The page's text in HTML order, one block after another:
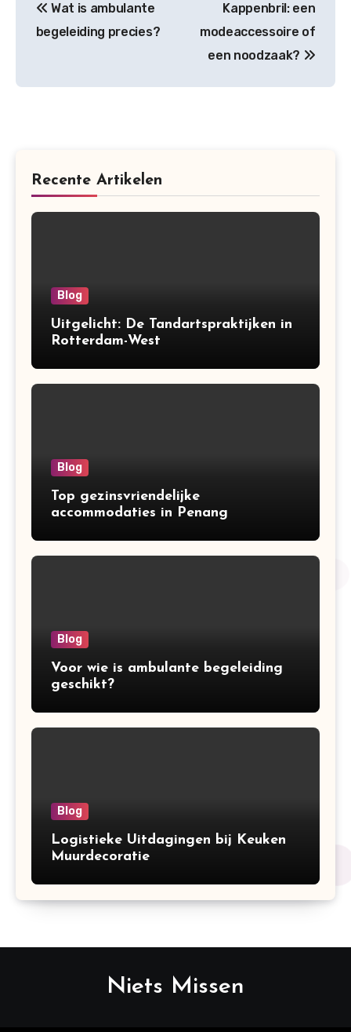
navigation
Wat is ambulante
begeleiding precies?
Kappenbril: een
modeaccessoire of
een noodzaak?
Recente Artikelen
Blog
Uitgelicht: De Tandartspraktijken in
Rotterdam-West
Blog
Top gezinsvriendelijke
accommodaties in Penang
Blog
Voor wie is ambulante begeleiding
geschikt?
Blog
Logistieke Uitdagingen bij Keuken
Muurdecoratie
Niets Missen